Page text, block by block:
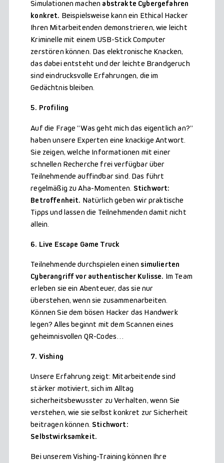
Simulationen machen abstrakte Cybergefahren
konkret. Beispielsweise kann ein Ethical Hacker
Ihren Mitarbeitenden demonstrieren, wie leicht
Kriminelle mit einem USB-Stick Computer
zerstören können. Das elektronische Knacken,
das dabei entsteht und der leichte Brandgeruch
sind eindrucksvolle Erfahrungen, die im
Gedächtnis bleiben.
5. Profiling
Auf die Frage “Was geht mich das eigentlich an?”
haben unsere Experten eine knackige Antwort.
Sie zeigen, welche Informationen mit einer
schnellen Recherche frei verfügbar über
Teilnehmende auffindbar sind. Das führt
regelmäßig zu Aha-Momenten. Stichwort:
Betroffenheit. Natürlich geben wir praktische
Tipps und lassen die Teilnehmenden damit nicht
allein.
6. Live Escape Game Truck
Teilnehmende durchspielen einen simulierten
Cyberangriff vor authentischer Kulisse. Im Team
erleben sie ein Abenteuer, das sie nur
überstehen, wenn sie zusammenarbeiten.
Können Sie dem bösen Hacker das Handwerk
legen? Alles beginnt mit dem Scannen eines
geheimnisvollen QR-Codes…
7. Vishing
Unsere Erfahrung zeigt: Mitarbeitende sind
stärker motiviert, sich im Alltag
sicherheitsbewusster zu Verhalten, wenn Sie
verstehen, wie sie selbst konkret zur Sicherheit
beitragen können.Stichwort:
Selbstwirksamkeit.
Bei unserem Vishing-Training können Ihre